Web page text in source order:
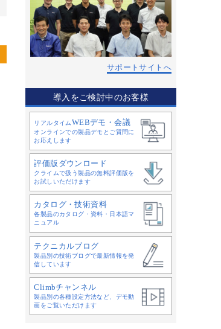
サポートサイトへ
導入をご検討中のお客様
リアルタイムWEBデモ・会議
オンラインでの製品デモとご質問に
お応えします
評価版ダウンロード
クライムで扱う製品の無料評価版を
お試しいただけます
カタログ・技術資料
各製品のカタログ・資料・日本語マ
ニュアル
テクニカルブログ
製品別の技術ブログで最新情報を発
信しています
Climbチャンネル
製品別の各種設定方法など、デモ動
画をご覧いただけます